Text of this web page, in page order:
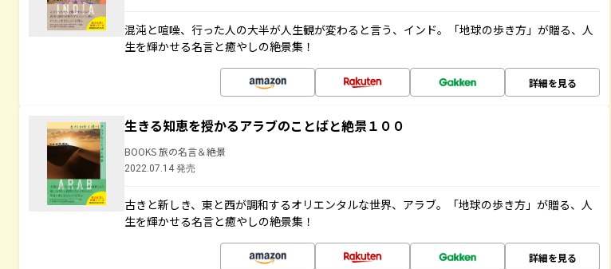
混沌と喧噪、行った人の大半が人生観が変わると言う、インド。「地球の歩き方」が贈る、人
生を輝かせる名言と癒やしの絶景集！
詳細を見る
生きる知恵を授かるアラブのことばと絶景１００
BOOKS 旅の名言＆絶景
2022.07.14 発売
古きと新しき、東と西が調和するオリエンタルな世界、アラブ。「地球の歩き方」が贈る、人
生を輝かせる名言と癒やしの絶景集！
詳細を見る